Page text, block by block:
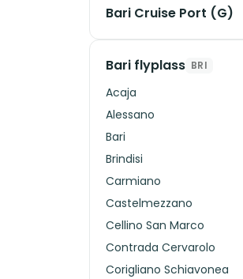
Bari Cruise Port (G)
Bari flyplass BRI
Acaja
Alessano
Bari
Brindisi
Carmiano
Castelmezzano
Cellino San Marco
Contrada Cervarolo
Corigliano Schiavonea